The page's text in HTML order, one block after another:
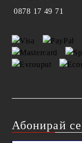
0878 17 49 71
Абонирай